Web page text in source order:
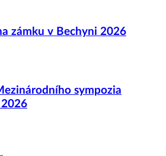
zámku v Bechyni 2026
sympozia